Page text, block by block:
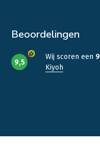
Beoordelingen
9,5
Wij scoren een
Kiyoh